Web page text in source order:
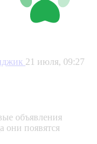
21 июля, 09:27
объявления
они появятся